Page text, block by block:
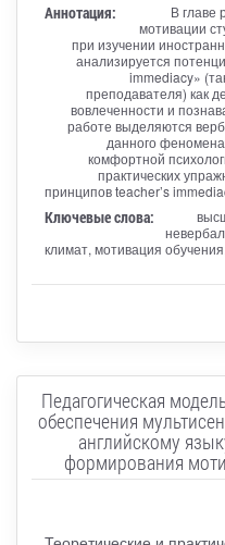
Аннотация:
В главе
мотивации
при изучении
анализируется
immediacy»
преподавателя) как
вовлеченности и
работе выделяются
данного
комфортной
практических
принципов teacher’s
Ключевые слова:
климат, мотивация
Педагогическая
обеспечения
английскому
формирования